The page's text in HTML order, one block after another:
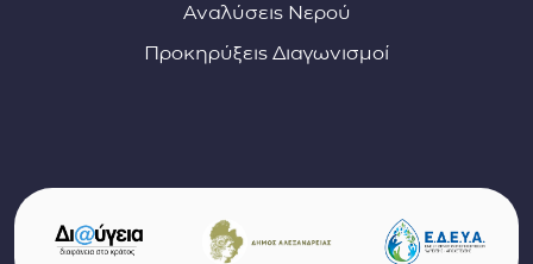
Αναλύσεις Νερού
Προκηρύξεις Διαγωνισμοί
Σύνδεσμοι φορέων και συνεργατών
(ανοίγει σε νέο παράθυρο)
(ανοίγει σε νέο